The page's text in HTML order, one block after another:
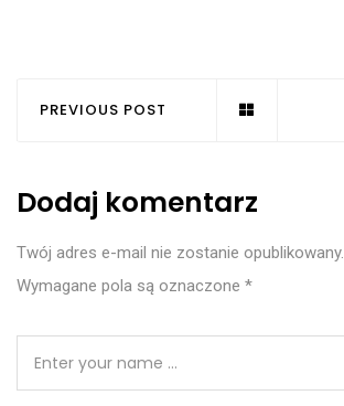
PREVIOUS POST
Dodaj komentarz
Twój adres e-mail nie zostanie opublikowany.
Wymagane pola są oznaczone *